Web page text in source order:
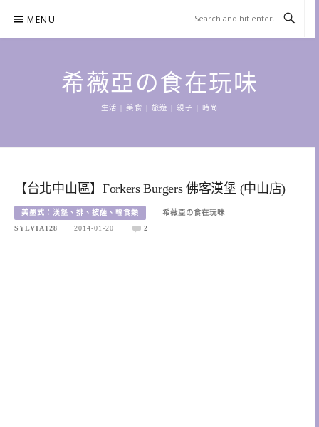
content
MENU
希薇亞の食在玩味
生活 | 美食 | 旅遊 | 親子 | 時尚
【台北中山區】Forkers Burgers 佛客漢堡 (中山店)
美墨式：漢堡、排、披薩、輕食類
希薇亞の食在玩味
SYLVIA128
2014-01-20 2